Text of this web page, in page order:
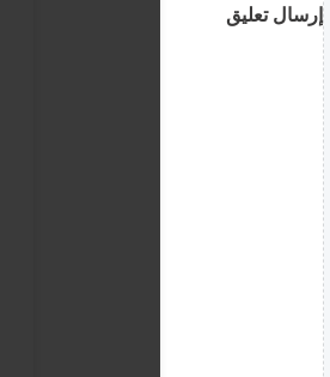
إرسال تعليق